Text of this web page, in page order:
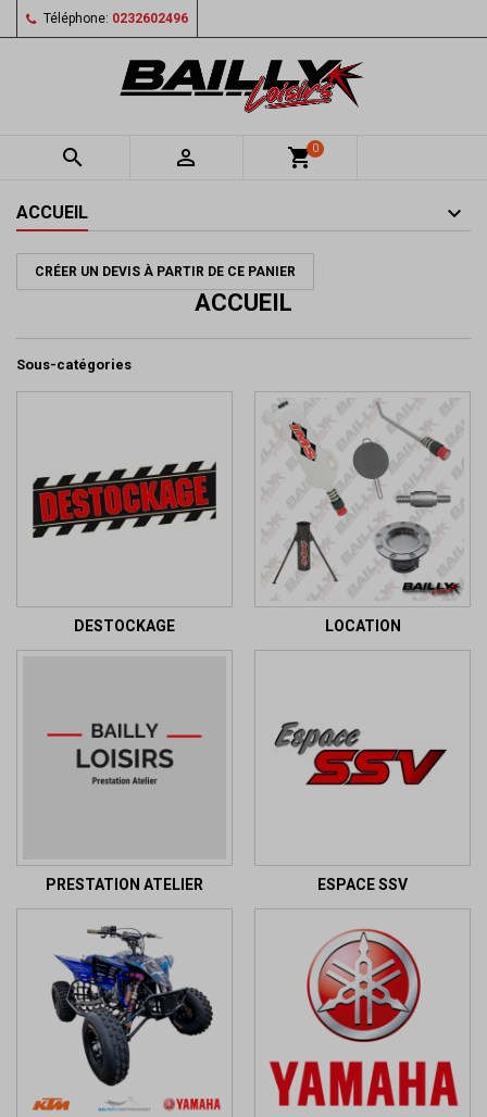
Téléphone: 0232602496
  shopping_cart0
ACCUEIL
CRÉER UN DEVIS À PARTIR DE CE PANIER
ACCUEIL
Sous-catégories
DESTOCKAGE LOCATION
PRESTATION ATELIER ESPACE SSV